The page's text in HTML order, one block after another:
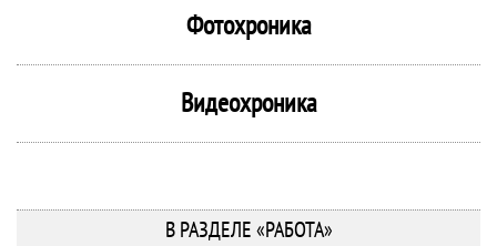
Фотохроника
Видеохроника
В РАЗДЕЛЕ «РАБОТА»